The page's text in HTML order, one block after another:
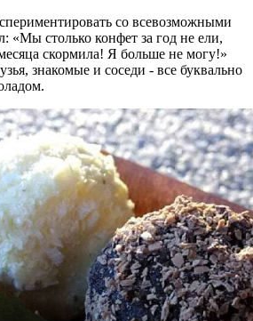
со всевозможными
столько конфет за год не ели,
скормила! Я больше не могу!»
знакомые и соседи - все буквально